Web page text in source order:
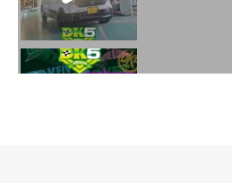
火曜日水曜日は定休